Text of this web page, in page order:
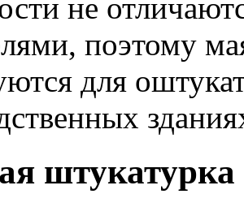
не
поэтому
для